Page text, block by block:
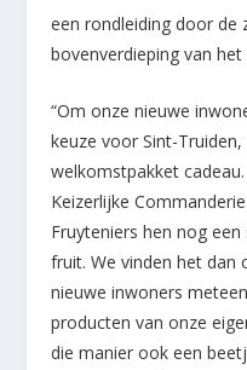
een rondleiding door de
bovenverdieping van het
“Om onze nieuwe
keuze voor Sint-
welkomstpakket
Keizerlijke
Fruyteniers hen nog
fruit. We vinden het dan
nieuwe inwoners
producten van onze
die manier ook een